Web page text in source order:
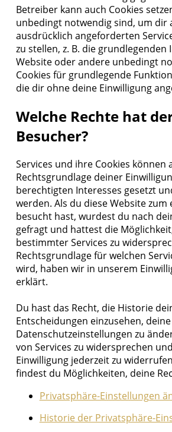
Betreiber kann auch Cookies
unbedingt notwendig sind, um dir
ausdrücklich angeforderten
zu stellen, z. B. die grundlegenden
Website oder andere unbedingt
Cookies für grundlegende
die dir ohne deine Einwilligung
Welche Rechte hat
Besucher?
Services und ihre Cookies können
Rechtsgrundlage deiner
berechtigten Interesses gesetzt
werden. Als du diese Website zum
besucht hast, wurdest du nach
gefragt und hattest die
bestimmter Services zu
Rechtsgrundlage für welchen
wird, haben wir in unserem
erklärt.
Du hast das Recht, die Historie
Entscheidungen einzusehen, deine
Datenschutzeinstellungen zu
von Services zu widersprechen
Einwilligung jederzeit zu
findest du Möglichkeiten, deine
Privatsphäre-Einstellungen
Historie der Privatsphäre-